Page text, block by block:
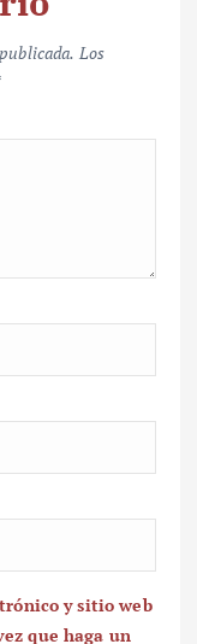
Los
y sitio web
que haga un